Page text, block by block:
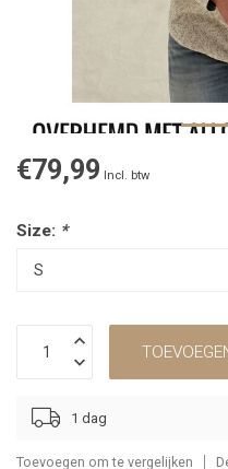
€79,99 Incl. btw
Size: *
1 dag
Toevoegen om te vergelijken